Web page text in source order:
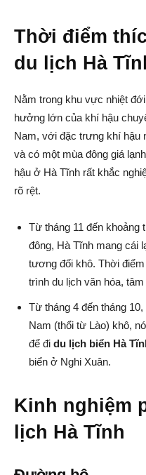
Thời điểm
du lịch Hà
Nằm trong khu vực nhiệt
hưởng lớn của khí hậu
Nam, với đặc trưng khí hậu
và có một mùa đông giá
hậu ở Hà Tĩnh rất khắc
rõ rệt.
Từ tháng 11 đến khoảng
đông, Hà Tĩnh mang cái
tương đối khô. Thời
trình du lịch văn hóa,
Từ tháng 4 đến tháng
Nam (thổi từ Lào) khô,
để đi du lịch biển Hà
biển ở Nghi Xuân.
Kinh nghiệm
lịch Hà Tĩnh